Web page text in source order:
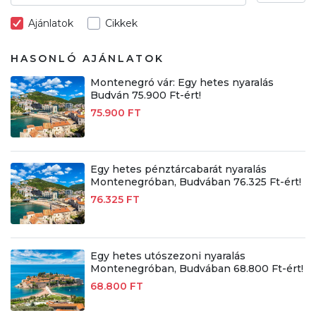
Ajánlatok Cikkek
HASONLÓ AJÁNLATOK
Montenegró vár: Egy hetes nyaralás
Budván 75.900 Ft-ért!
75.900 FT
Egy hetes pénztárcabarát nyaralás
Montenegróban, Budvában 76.325 Ft-ért!
76.325 FT
Egy hetes utószezoni nyaralás
Montenegróban, Budvában 68.800 Ft-ért!
68.800 FT